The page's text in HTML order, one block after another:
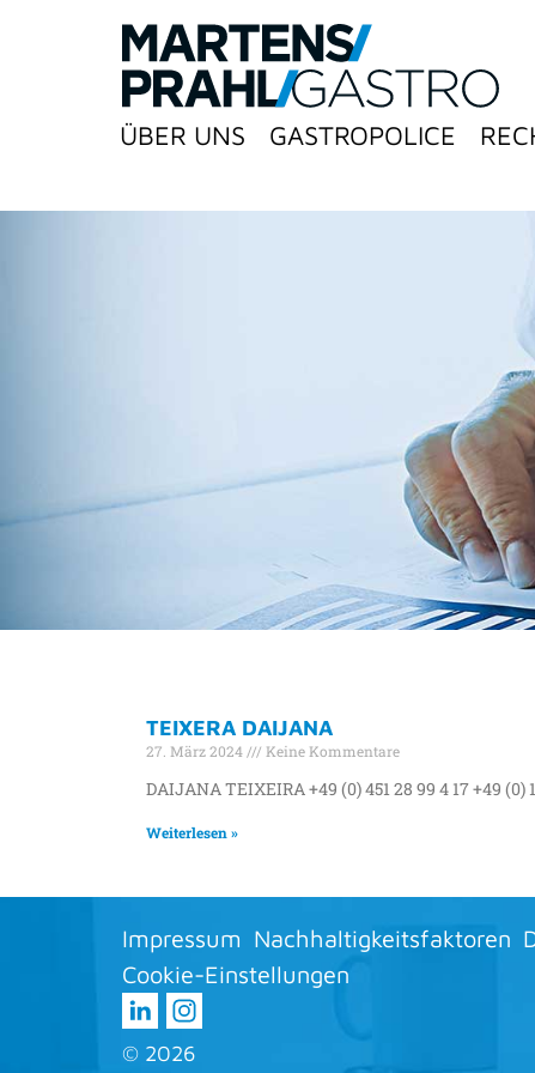
ÜBER UNS GASTROPOLICE
SCHLAGWORT:
ASSISTENZ DER
TEIXERA DAIJANA
27. März 2024 Keine Kommentare
DAIJANA TEIXEIRA +49 (0) 451 28 99 4 17 +49
Weiterlesen »
Impressum Nachhaltigkeitsfaktoren
Cookie-Einstellungen
© 2026